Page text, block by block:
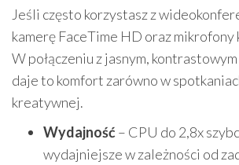
Jeśli często korzystasz z
kamerę FaceTime HD oraz
W połączeniu z jasnym,
daje to komfort zarówno w
kreatywnej.
Wydajność– CPU do 2,8x
wydajniejsze w zależności od